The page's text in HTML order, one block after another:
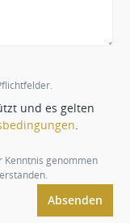
und es gelten
.
Kenntnis genommen
Absenden